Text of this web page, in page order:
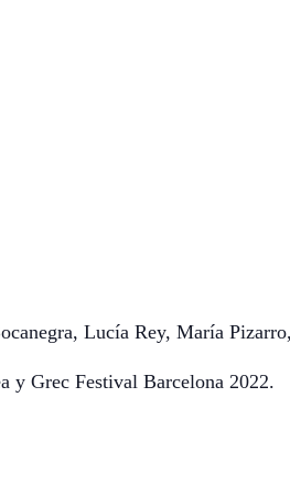
Lucía Rey, María
y Grec Festival Barcelona 2022.